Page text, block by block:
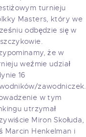
turnieju
Masters, który we
odbędzie się w
że w
weźmie udział
16
zawodniczek.
w tym
utrzymał
Miron Skołuda,
Marcin Henkelman i